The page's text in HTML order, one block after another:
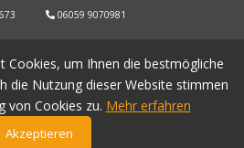
Cookies, um Ihnen die bestmögliche
die Nutzung dieser Website stimmen
von Cookies zu. Mehr erfahren
Akzeptieren
06059 9070981